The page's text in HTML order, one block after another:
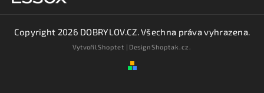
Copyright 2026 DOBRYLOV.CZ. Všechna práva vyhrazena.
VytvořilShoptet | DesignShoptak.cz.